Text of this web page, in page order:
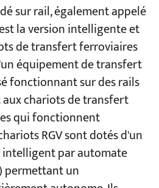
sur rail, également appelé
la version intelligente et
de transfert ferroviaires
équipement de transfert
fonctionnant sur des rails
chariots de transfert
qui fonctionnent
RGV sont dotés d'un
par automate
permettant un